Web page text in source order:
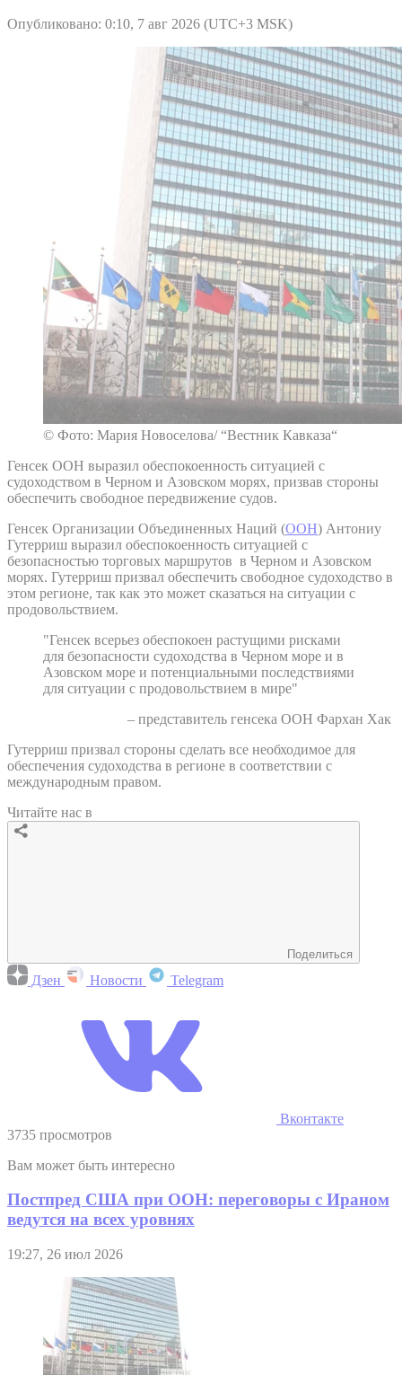
Опубликовано: 0:10, 7 авг 2026 (UTC+3 MSK)
© Фото: Мария Новоселова/ “Вестник Кавказа“
Генсек ООН выразил обеспокоенность ситуацией с
судоходством в Черном и Азовском морях, призвав стороны
обеспечить свободное передвижение судов.
Генсек Организации Объединенных Наций (ООН) Антониу
Гутерриш выразил обеспокоенность ситуацией с
безопасностью торговых маршрутов в Черном и Азовском
морях. Гутерриш призвал обеспечить свободное судоходство в
этом регионе, так как это может сказаться на ситуации с
продовольствием.
"Генсек всерьез обеспокоен растущими рисками
для безопасности судоходства в Черном море и в
Азовском море и потенциальными последствиями
для ситуации с продовольствием в мире"
– представитель генсека ООН Фархан Хак
Гутерриш призвал стороны сделать все необходимое для
обеспечения судоходства в регионе в соответствии с
международным правом.
Читайте нас в
Поделиться
Дзен Новости Telegram
Вконтакте
3735 просмотров
Вам может быть интересно
Постпред США при ООН: переговоры с Ираном
ведутся на всех уровнях
19:27, 26 июл 2026